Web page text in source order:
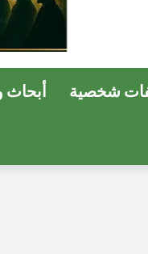
شخصية أبحاث